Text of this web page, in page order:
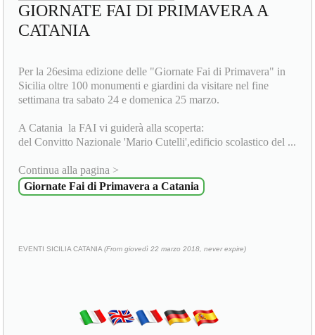
GIORNATE FAI DI PRIMAVERA A
CATANIA
Per la 26esima edizione delle "Giornate Fai di Primavera" in
Sicilia oltre 100 monumenti e giardini da visitare nel fine
settimana tra sabato 24 e domenica 25 marzo.
A Catania la FAI vi guiderà alla scoperta:
del Convitto Nazionale 'Mario Cutelli',edificio scolastico del ...
Continua alla pagina >
Giornate Fai di Primavera a Catania
EVENTI SICILIA CATANIA(From giovedì 22 marzo 2018, never expire)